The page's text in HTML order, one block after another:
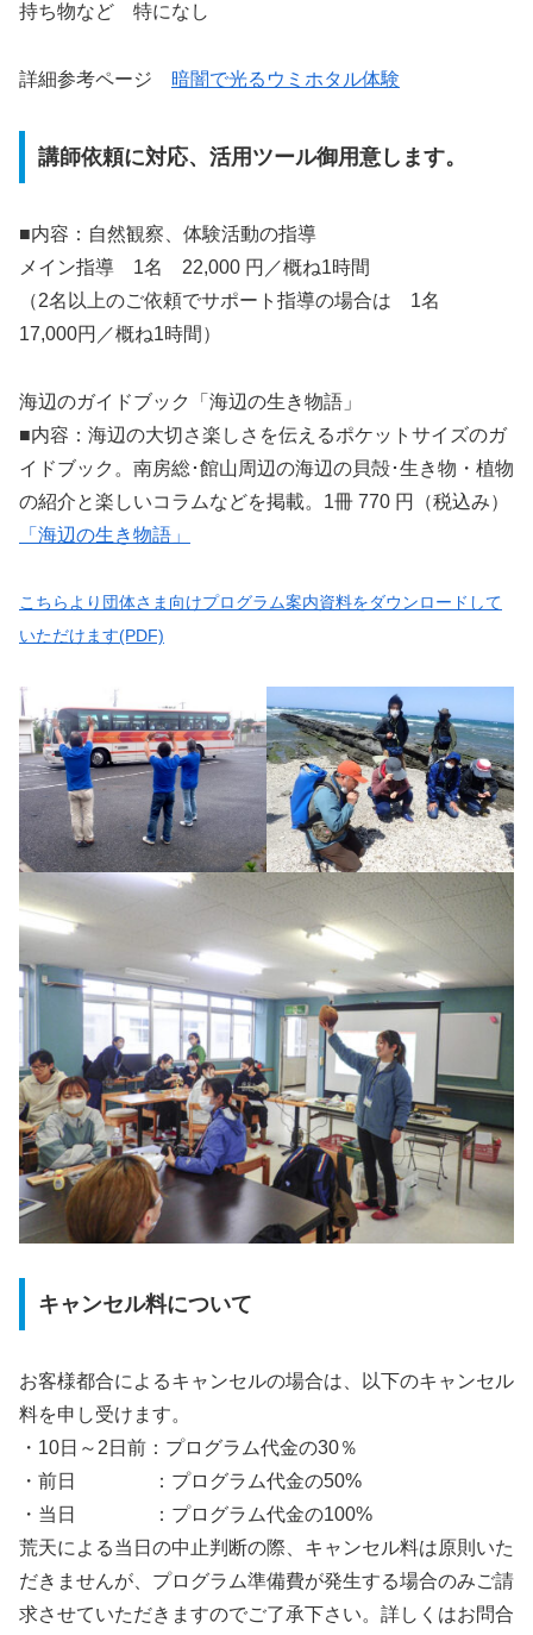
持ち物など 特になし
詳細参考ページ 暗闇で光るウミホタル体験
講師依頼に対応、活用ツール御用意します。
■内容：自然観察、体験活動の指導
メイン指導 1名 22,000 円／概ね1時間
（2名以上のご依頼でサポート指導の場合は 1名
17,000円／概ね1時間）
海辺のガイドブック「海辺の生き物語」
■内容：海辺の大切さ楽しさを伝えるポケットサイズのガ
イドブック。南房総･館山周辺の海辺の貝殻･生き物・植物
の紹介と楽しいコラムなどを掲載。1冊 770 円（税込み）
「海辺の生き物語」
こちらより団体さま向けプログラム案内資料をダウンロードして
いただけます(PDF)
キャンセル料について
お客様都合によるキャンセルの場合は、以下のキャンセル
料を申し受けます。
・10日～2日前：プログラム代金の30％
・前日 ：プログラム代金の50%
・当日 ：プログラム代金の100%
荒天による当日の中止判断の際、キャンセル料は原則いた
だきませんが、プログラム準備費が発生する場合のみご請
求させていただきますのでご了承下さい。詳しくはお問合